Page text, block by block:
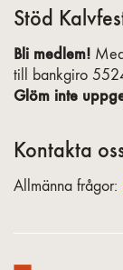
Stöd
Bli medlem!
till bankgiro
Glöm inte
Kontakta
Allmänna frågor: